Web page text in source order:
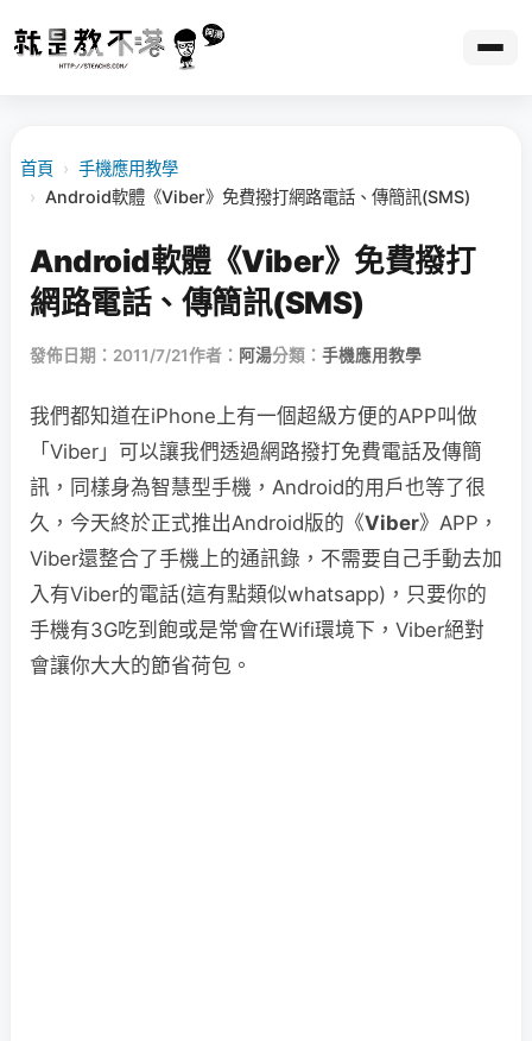
首頁 › 手機應用教學
› Android軟體《Viber》免費撥打網路電話、傳簡訊(SMS)
Android軟體《Viber》免費撥打
網路電話、傳簡訊(SMS)
發佈日期：2011/7/21作者： 阿湯分類： 手機應用教學
我們都知道在iPhone上有一個超級方便的APP叫做
「Viber」可以讓我們透過網路撥打免費電話及傳簡
訊，同樣身為智慧型手機，Android的用戶也等了很
久，今天終於正式推出Android版的《Viber》APP，
Viber還整合了手機上的通訊錄，不需要自己手動去加
入有Viber的電話(這有點類似whatsapp)，只要你的
手機有3G吃到飽或是常會在Wifi環境下，Viber絕對
會讓你大大的節省荷包。